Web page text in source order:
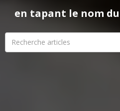
en tapant le nom